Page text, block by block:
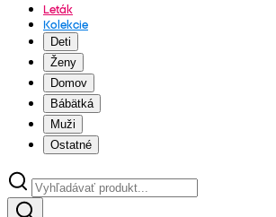
Leták
Kolekcie
Deti
Ženy
Domov
Bábätká
Muži
Ostatné